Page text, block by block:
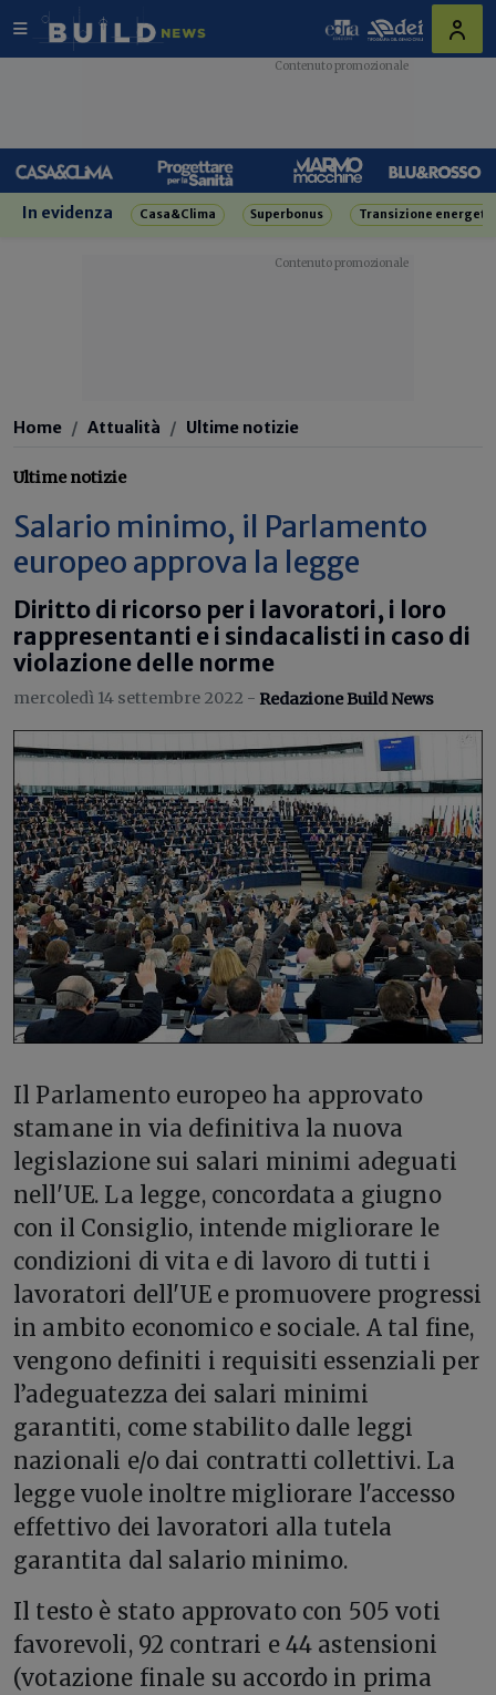
In evidenza Casa&Clima Superbonus Transizione
Home Attualità Ultime notizie
Ultime notizie
Salario minimo, il Parlamento
europeo approva la legge
Diritto di ricorso per i lavoratori, i loro
rappresentanti e i sindacalisti in caso di
violazione delle norme
mercoledì 14 settembre 2022 - Redazione Build News
Il Parlamento europeo ha approvato
stamane in via definitiva la nuova
legislazione sui salari minimi adeguati
nell'UE. La legge, concordata a giugno
con il Consiglio, intende migliorare le
condizioni di vita e di lavoro di tutti i
lavoratori dell'UE e promuovere progressi
in ambito economico e sociale. A tal fine,
vengono definiti i requisiti essenziali per
l’adeguatezza dei salari minimi
garantiti, come stabilito dalle leggi
nazionali e/o dai contratti collettivi. La
legge vuole inoltre migliorare l'accesso
effettivo dei lavoratori alla tutela
garantita dal salario minimo.
Il testo è stato approvato con 505 voti
favorevoli, 92 contrari e 44 astensioni
(votazione finale su accordo in prima